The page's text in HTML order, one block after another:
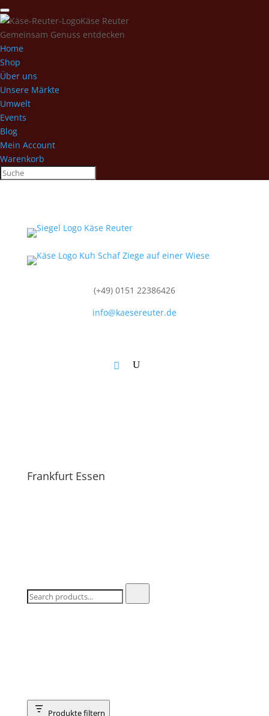
Käse Reuter
Gemeinsam Genuss entdecken
Home
Shop
Über uns
Unsere Märkte
Umwelt
Events
Blog
Mein Account
Warenkorb
(+49) 0151 22386426
info@kaesereuter.de
Frankfurt Essen
Produkte filtern